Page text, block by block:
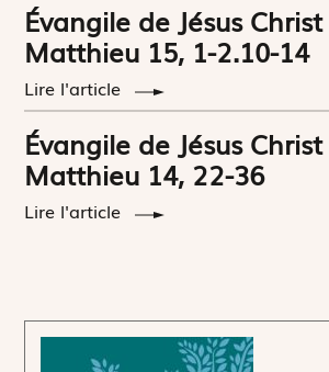
Évangile de Jésus
Matthieu 15, 1-2.10-14
Lire l'article
Évangile de Jésus
Matthieu 14, 22-36
Lire l'article